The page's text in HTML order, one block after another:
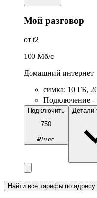
Мой разговор
от t2
100 Мб/c
Домашний интернет
симка: 10 ГБ,
Подключение -
Подключить
750
₽/мес
Детали
Найти все тарифы по адресу